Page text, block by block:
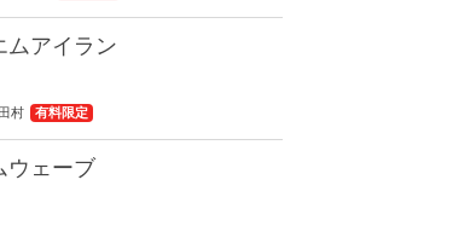
アイラン
村 有料限定
ウェーブ